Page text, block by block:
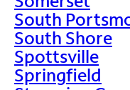
South
South Shore
Spottsville
Springfield